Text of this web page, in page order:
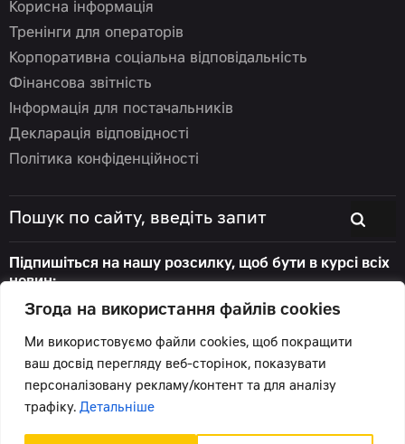
Згода на використання файлів cookies
Ми використовуємо файли cookies, щоб покращити
ваш досвід перегляду веб-сторінок, показувати
персоналізовану рекламу/контент та для аналізу
трафіку. Детальніше
Корисна інформація
Тренінги для операторів
Корпоративна соціальна відповідальність
Фінансова звітність
Інформація для постачальників
Декларація відповідності
Політика конфіденційності
Підпишіться на нашу розсилку, щоб бути в курсі всіх
новин:
Всі права захищені.
Підтримка сайту -